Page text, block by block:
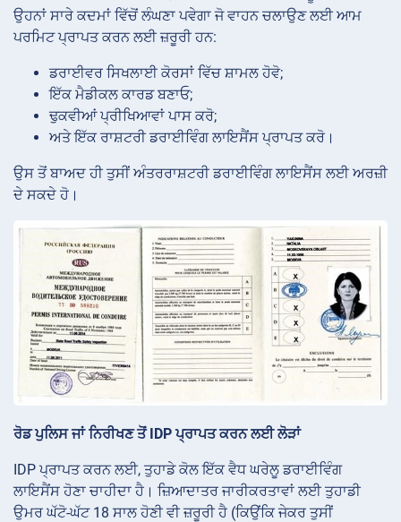
ਉਹਨਾਂ ਸਾਰੇ ਕਦਮਾਂ ਵਿੱਚੋਂ ਲੰਘਣਾ ਪਵੇਗਾ ਜੋ ਵਾਹਨ ਚਲਾਉਣ ਲਈ ਆਮ
ਪਰਮਿਟ ਪ੍ਰਾਪਤ ਕਰਨ ਲਈ ਜ਼ਰੂਰੀ ਹਨ:
ਡਰਾਈਵਰ ਸਿਖਲਾਈ ਕੋਰਸਾਂ ਵਿੱਚ ਸ਼ਾਮਲ ਹੋਵੋ;
ਇੱਕ ਮੈਡੀਕਲ ਕਾਰਡ ਬਣਾਓ;
ਢੁਕਵੀਆਂ ਪ੍ਰੀਖਿਆਵਾਂ ਪਾਸ ਕਰੋ;
ਅਤੇ ਇੱਕ ਰਾਸ਼ਟਰੀ ਡਰਾਈਵਿੰਗ ਲਾਇਸੈਂਸ ਪ੍ਰਾਪਤ ਕਰੋ।
ਉਸ ਤੋਂ ਬਾਅਦ ਹੀ ਤੁਸੀਂ ਅੰਤਰਰਾਸ਼ਟਰੀ ਡਰਾਈਵਿੰਗ ਲਾਇਸੈਂਸ ਲਈ ਅਰਜ਼ੀ
ਦੇ ਸਕਦੇ ਹੋ।
ਰੋਡ ਪੁਲਿਸ ਜਾਂ ਨਿਰੀਖਣ ਤੋਂ IDP ਪ੍ਰਾਪਤ ਕਰਨ ਲਈ ਲੋੜਾਂ
IDP ਪ੍ਰਾਪਤ ਕਰਨ ਲਈ, ਤੁਹਾਡੇ ਕੋਲ ਇੱਕ ਵੈਧ ਘਰੇਲੂ ਡਰਾਈਵਿੰਗ
ਲਾਇਸੈਂਸ ਹੋਣਾ ਚਾਹੀਦਾ ਹੈ। ਜ਼ਿਆਦਾਤਰ ਜਾਰੀਕਰਤਾਵਾਂ ਲਈ ਤੁਹਾਡੀ
ਉਮਰ ਘੱਟੋ-ਘੱਟ 18 ਸਾਲ ਹੋਣੀ ਵੀ ਜ਼ਰੂਰੀ ਹੈ (ਕਿਉਂਕਿ ਜੇਕਰ ਤੁਸੀਂ